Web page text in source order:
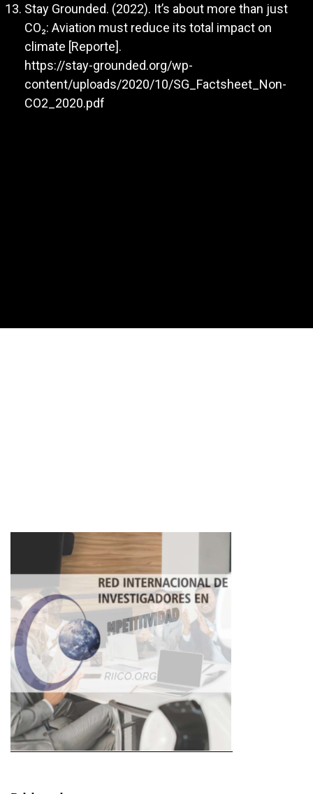
Stay Grounded. (2022). It’s about more than just
CO₂: Aviation must reduce its total impact on
climate [Reporte].
https://stay-grounded.org/wp-
content/uploads/2020/10/SG_Factsheet_Non-
CO2_2020.pdf
Imagen de portada